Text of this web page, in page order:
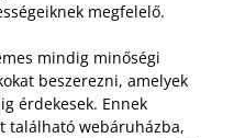
megfelelő.
mindig minőségi
beszerezni, amelyek
érdekesek. Ennek
található webáruházba,